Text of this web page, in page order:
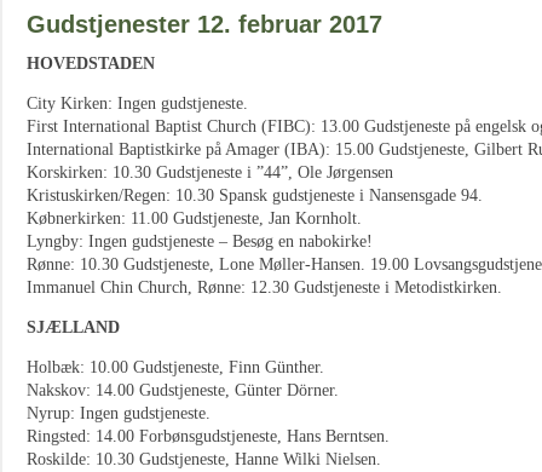
Gudstjenester 12. februar 2017
HOVEDSTADEN
City Kirken: Ingen gudstjeneste.
First International Baptist Church (FIBC): 13.00 Gudstjeneste på engelsk
International Baptistkirke på Amager (IBA): 15.00 Gudstjeneste, Gilbert
Korskirken: 10.30 Gudstjeneste i ”44”, Ole Jørgensen
Kristuskirken/Regen: 10.30 Spansk gudstjeneste i Nansensgade 94.
Købnerkirken: 11.00 Gudstjeneste, Jan Kornholt.
Lyngby: Ingen gudstjeneste – Besøg en nabokirke!
Rønne: 10.30 Gudstjeneste, Lone Møller-Hansen. 19.00
Immanuel Chin Church, Rønne: 12.30 Gudstjeneste i Metodistkirken.
SJÆLLAND
Holbæk: 10.00 Gudstjeneste, Finn Günther.
Nakskov: 14.00 Gudstjeneste, Günter Dörner.
Nyrup: Ingen gudstjeneste.
Ringsted: 14.00 Forbønsgudstjeneste, Hans Berntsen.
Roskilde: 10.30 Gudstjeneste, Hanne Wilki Nielsen.